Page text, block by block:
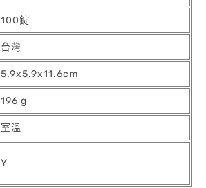
100錠
台灣
5.9x5.9x11.6cm
196 g
室溫
Y